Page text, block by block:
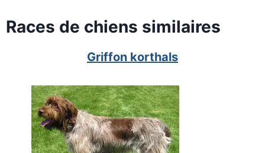
Races de chiens similaires
Griffon korthals